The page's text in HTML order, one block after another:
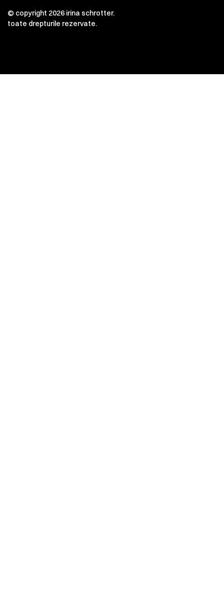
© copyright 2026 irina schrotter.
toate drepturile rezervate.